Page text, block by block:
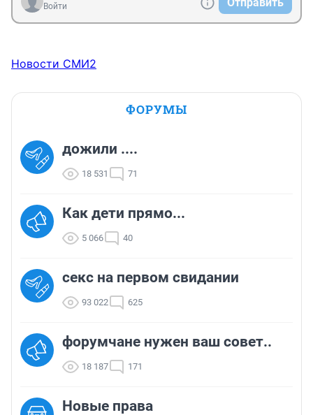
Войти
Новости СМИ2
ФОРУМЫ
дожили ....
18 531 71
Как дети прямо...
5 066 40
секс на первом свидании
93 022 625
форумчане нужен ваш совет..
18 187 171
Новые права